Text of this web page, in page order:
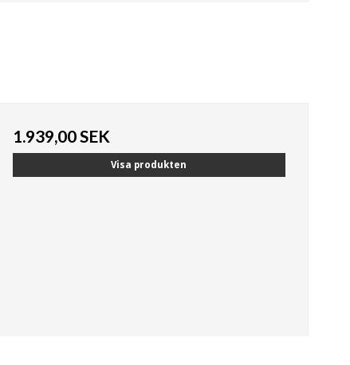
1.939,00 SEK
Visa produkten